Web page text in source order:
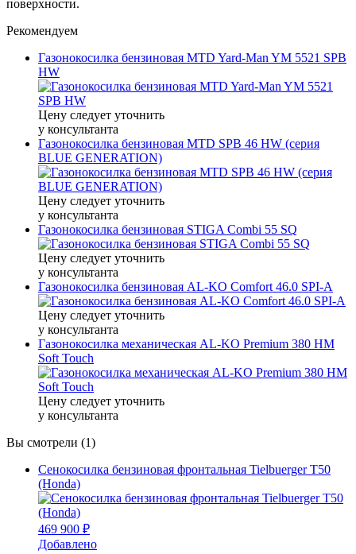
поверхности.
Рекомендуем
Газонокосилка бензиновая MTD Yard-Man YM 5521 SPB
HW
Цену следует уточнить
у консультанта
Газонокосилка бензиновая MTD SPB 46 HW (серия
BLUE GENERATION)
Цену следует уточнить
у консультанта
Газонокосилка бензиновая STIGA Combi 55 SQ
Цену следует уточнить
у консультанта
Газонокосилка бензиновая AL-KO Comfort 46.0 SPI-A
Цену следует уточнить
у консультанта
Газонокосилка механическая AL-KO Premium 380 HM
Soft Touch
Цену следует уточнить
у консультанта
Вы смотрели (1)
Сенокосилка бензиновая фронтальная Tielbuerger T50
(Honda)
469 900 ₽
Добавлено